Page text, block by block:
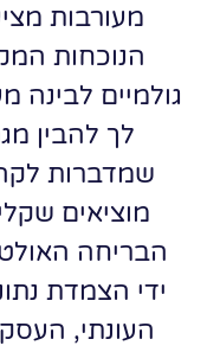
מעורבות
הנוכחות
גולמיים
לך להבין
שמדברות
מוציאים
הבריחה
ידי הצמדת
העונתי,